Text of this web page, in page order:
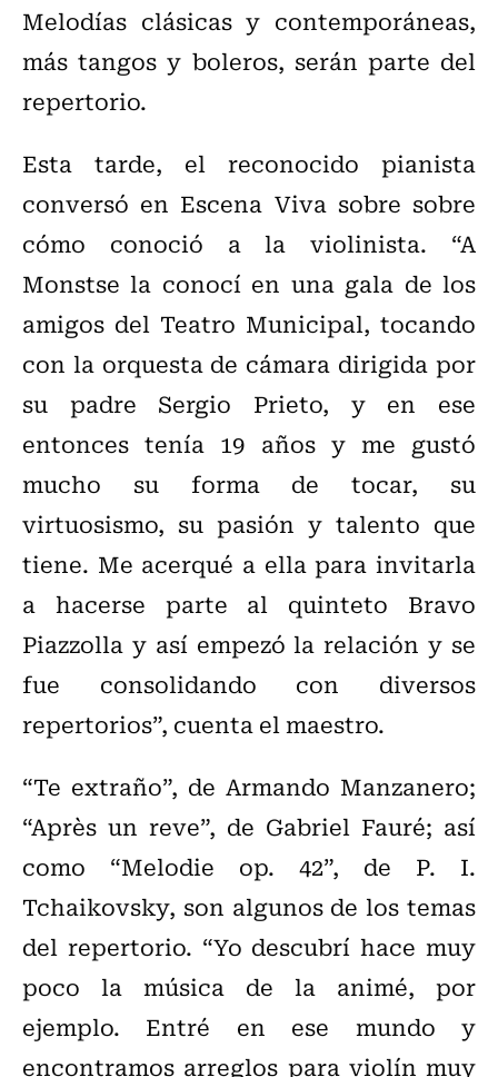
Melodías clásicas y contemporáneas,
más tangos y boleros, serán parte del
repertorio.
Esta tarde, el reconocido pianista
conversó en Escena Viva sobre sobre
cómo conoció a la violinista. “A
Monstse la conocí en una gala de los
amigos del Teatro Municipal, tocando
con la orquesta de cámara dirigida por
su padre Sergio Prieto, y en ese
entonces tenía 19 años y me gustó
mucho su forma de tocar, su
virtuosismo, su pasión y talento que
tiene. Me acerqué a ella para invitarla
a hacerse parte al quinteto Bravo
Piazzolla y así empezó la relación y se
fue consolidando con diversos
repertorios”, cuenta el maestro.
“Te extraño”, de Armando Manzanero;
“Après un reve”, de Gabriel Fauré; así
como “Melodie op. 42”, de P. I.
Tchaikovsky, son algunos de los temas
del repertorio. “Yo descubrí hace muy
poco la música de la animé, por
ejemplo. Entré en ese mundo y
encontramos arreglos para violín muy